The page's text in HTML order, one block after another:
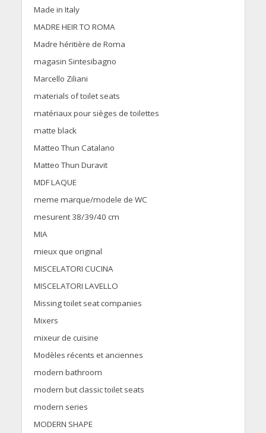
Made in Italy
MADRE HEIR TO ROMA
Madre héritière de Roma
magasin Sintesibagno
Marcello Ziliani
materials of toilet seats
matériaux pour sièges de toilettes
matte black
Matteo Thun Catalano
Matteo Thun Duravit
MDF LAQUE
meme marque/modele de WC
mesurent 38/39/40 cm
MIA
mieux que original
MISCELATORI CUCINA
MISCELATORI LAVELLO
Missing toilet seat companies
Mixers
mixeur de cuisine
Modèles récents et anciennes
modern bathroom
modern but classic toilet seats
modern series
MODERN SHAPE